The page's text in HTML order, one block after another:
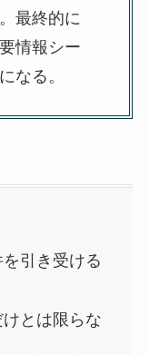
最終的に
情報シー
なる。
引き受ける
とは限らな